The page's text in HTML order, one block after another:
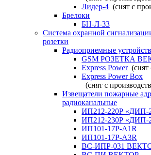
Лидер-4 (снят с
Брелоки
БН-Л-33
Система охранной
розетки
Радиоприемные
GSM РОЗЕТКА
Express Power(снят
Express Power Box
(снят с
Извещатели пожарные
радиоканальные
ИП212-220Р «ДИП-
ИП212-230Р «ДИП-
ИП101-17Р-A1R
ИП101-17Р-A3R
ВС-ИПР-031